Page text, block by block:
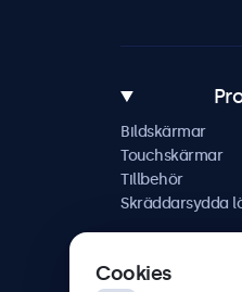
Bildskärmar
Touchskärmar
Tillbehör
Skräddarsydda
Cookies